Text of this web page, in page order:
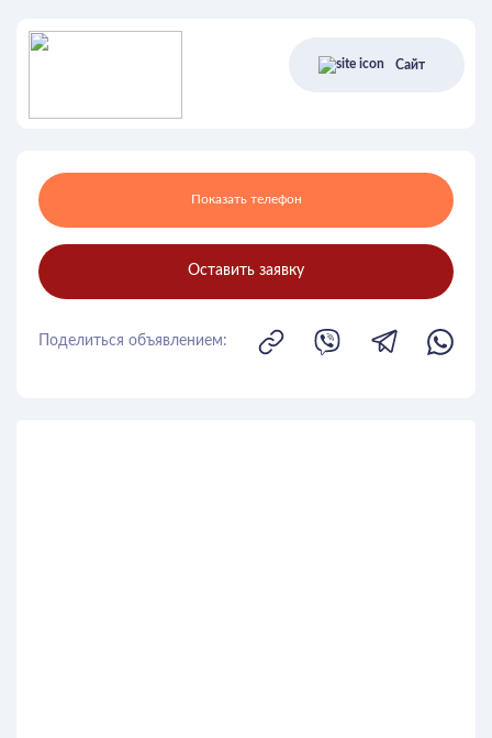
Сайт
Показать телефон
Оставить заявку
Поделиться объявлением: